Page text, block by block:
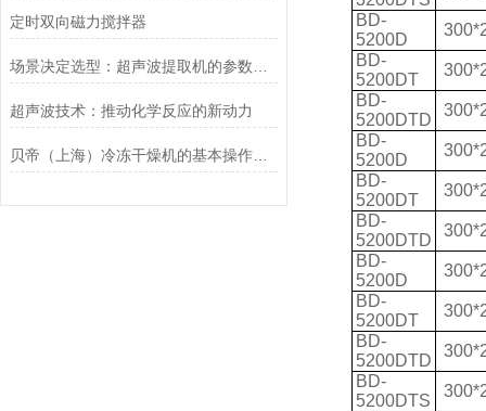
定时双向磁力搅拌器
超声波技术：推动化学反应的新动力
贝帝（上海）冷冻干燥机的基本操作和日常简易维护
BD-
5200D
BD-
5200DT
BD-
5200DTD
BD-
5200D
BD-
5200DT
BD-
5200DTD
BD-
5200D
BD-
5200DT
BD-
5200DTD
BD-
5200DTS